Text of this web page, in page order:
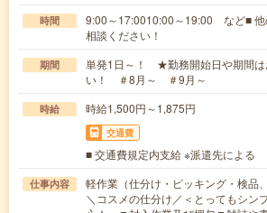
時間
9:00～17:0010:00～19:00 など■ 他
相談ください！
期間
単発1日～！ ★勤務開始日や期間は
い！ ＃8月～ ＃9月～
時給 時給1,500円～1,875円
交通費
■ 交通費規定内支給 ※派遣先による
仕事内容
軽作業（仕分け・ピッキング・検品
＼コスメの仕分け／＜とってもシン